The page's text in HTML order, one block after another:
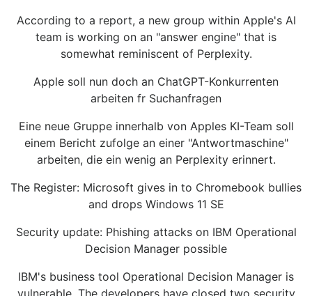
According to a report, a new group within Apple's AI
team is working on an "answer engine" that is
somewhat reminiscent of Perplexity.
Apple soll nun doch an ChatGPT-Konkurrenten
arbeiten fr Suchanfragen
Eine neue Gruppe innerhalb von Apples KI-Team soll
einem Bericht zufolge an einer "Antwortmaschine"
arbeiten, die ein wenig an Perplexity erinnert.
The Register: Microsoft gives in to Chromebook bullies
and drops Windows 11 SE
Security update: Phishing attacks on IBM Operational
Decision Manager possible
IBM's business tool Operational Decision Manager is
vulnerable. The developers have closed two security